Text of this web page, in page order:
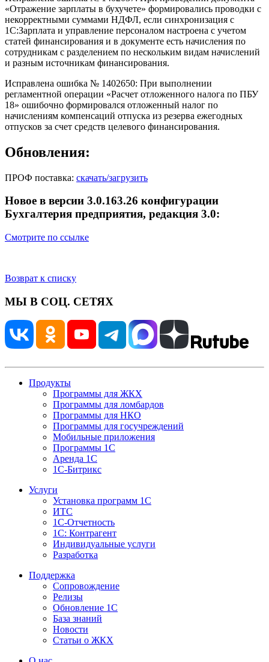
«Отражение зарплаты в бухучете» формировались проводки с
некорректными суммами НДФЛ, если синхронизация с
1С:Зарплата и управление персоналом настроена с учетом
статей финансирования и в документе есть начисления по
сотрудникам с разделением по нескольким видам начислений
и разным источникам финансирования.
Исправлена ошибка № 1402650: При выполнении
регламентной операции «Расчет отложенного налога по ПБУ
18» ошибочно формировался отложенный налог по
начислениям компенсаций отпуска из резерва ежегодных
отпусков за счет средств целевого финансирования.
Обновления:
ПРОФ поставка: скачать/загрузить
Новое в версии 3.0.163.26 конфигурации
Бухгалтерия предприятия, редакция 3.0:
Смотрите по ссылке
Возврат к списку
МЫ В СОЦ. СЕТЯХ
Продукты
Программы для ЖКХ
Программы для ломбардов
Программы для НКО
Программы для госучреждений
Мобильные приложения
Программы 1С
Аренда 1С
1С-Битрикс
Услуги
Установка программ 1С
ИТС
1С-Отчетность
1С: Контрагент
Индивидуальные услуги
Разработка
Поддержка
Сопровождение
Релизы
Обновление 1С
База знаний
Новости
Статьи о ЖКХ